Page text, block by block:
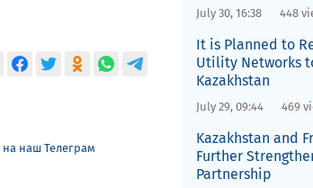
на наш Телеграм
July 30, 16:38 448
It is Planned to
Utility Networks
Kazakhstan
July 29, 09:44 469
Kazakhstan and
Further
Partnership